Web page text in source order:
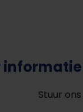
Stuur